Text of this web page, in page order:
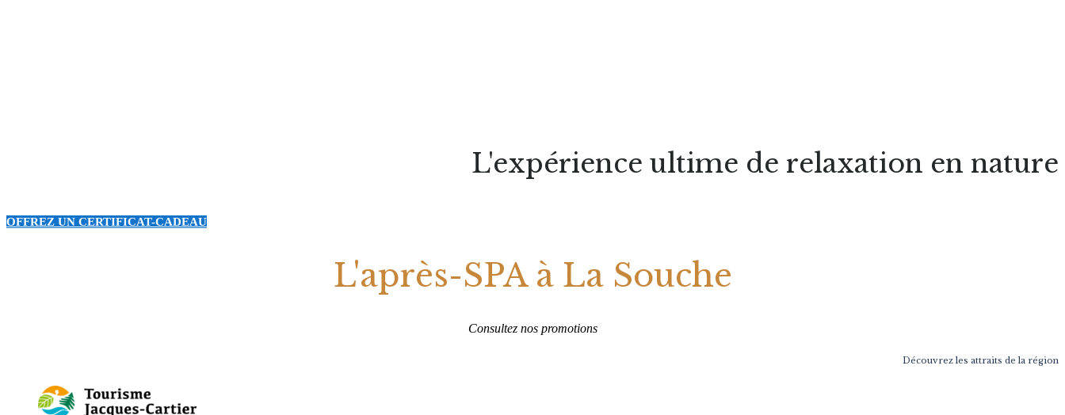
L'expérience ultime de relaxation en nature
OFFREZ UN CERTIFICAT-CADEAU
L'après-SPA à La Souche
Consultez nos promotions
Découvrez les attraits de la région